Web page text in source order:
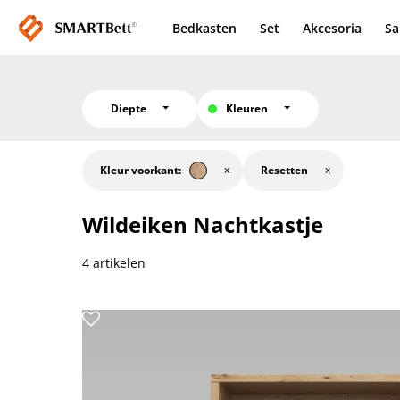
Bedkasten Set Akcesoria
Diepte Kleuren
Kleur voorkant: Resetten
Wildeiken Nachtkastje
4 artikelen